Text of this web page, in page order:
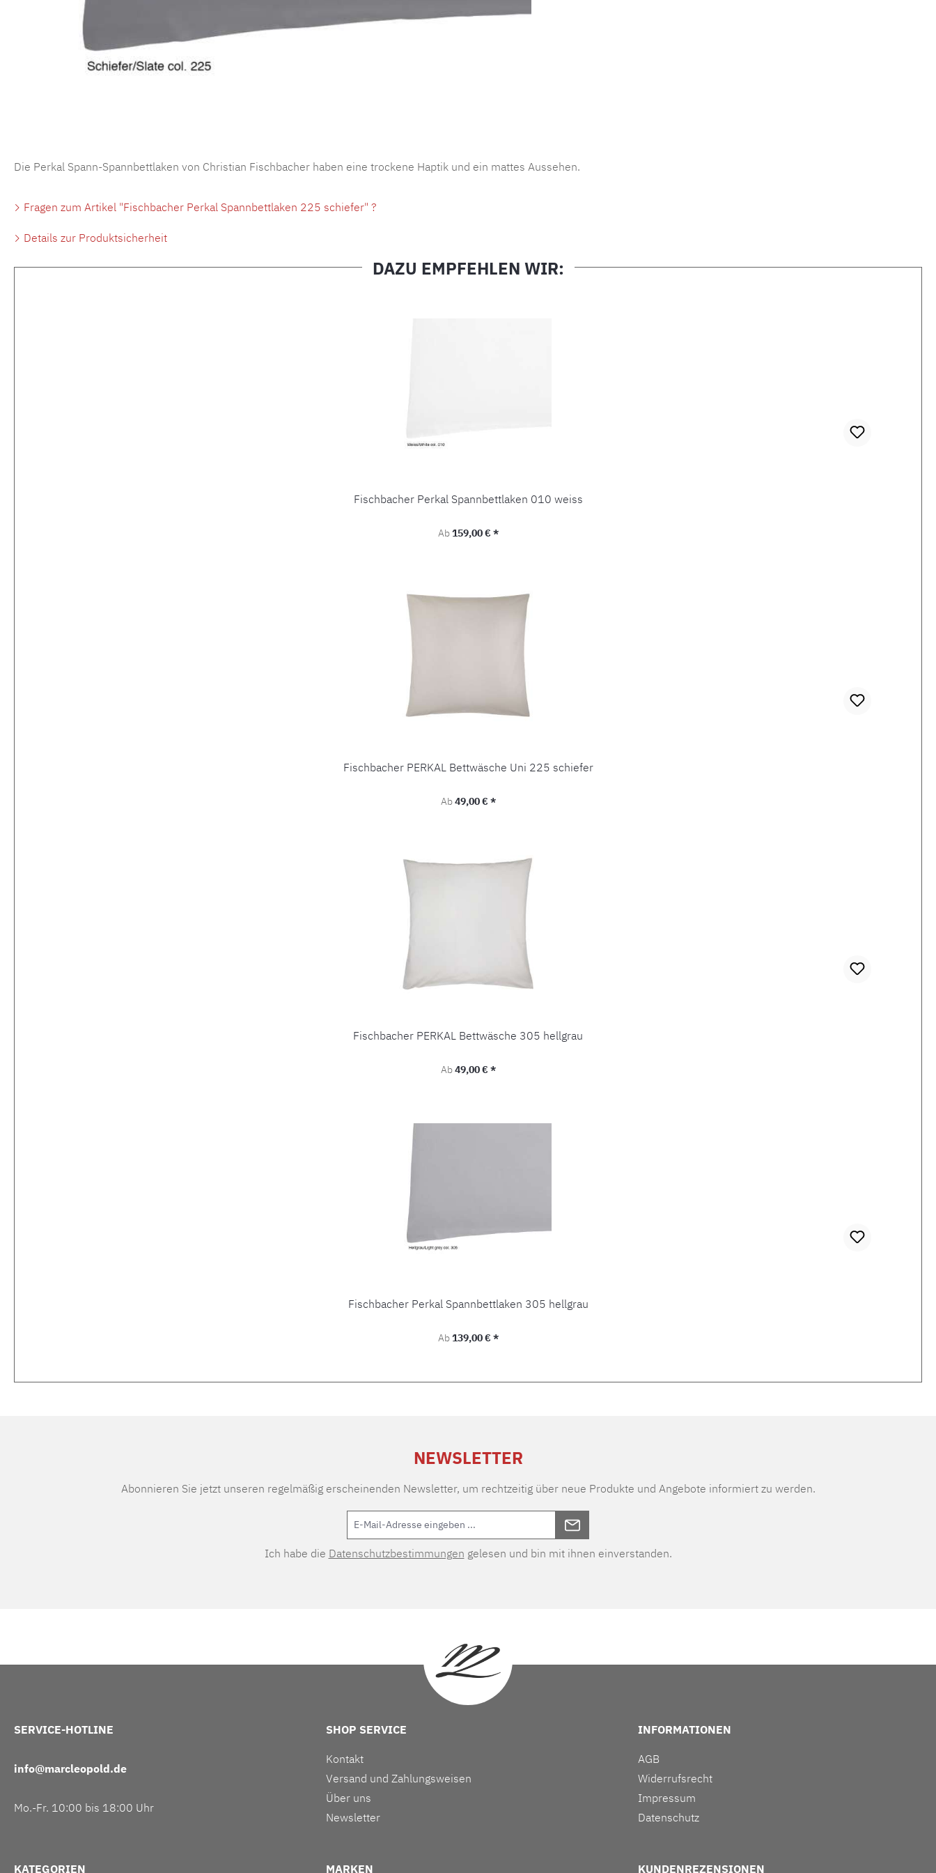
Die Perkal Spann-Spannbettlaken von Christian Fischbacher haben eine trockene Haptik und ein mattes Aussehen.
Fragen zum Artikel "Fischbacher Perkal Spannbettlaken 225 schiefer" ?
Details zur Produktsicherheit
DAZU EMPFEHLEN WIR:
Fischbacher Perkal Spannbettlaken 010 weiss
Regulärer Preis:
Ab159,00 € *
Fischbacher PERKAL Bettwäsche Uni 225 schiefer
Regulärer Preis:
Ab49,00 € *
Fischbacher PERKAL Bettwäsche 305 hellgrau
Regulärer Preis:
Ab49,00 € *
Fischbacher Perkal Spannbettlaken 305 hellgrau
Regulärer Preis:
Ab139,00 € *
NEWSLETTER
Abonnieren Sie jetzt unseren regelmäßig erscheinenden Newsletter, um rechtzeitig über neue Produkte und Angebote informiert zu werden.
Ich habe die Datenschutzbestimmungen gelesen und bin mit ihnen einverstanden.
SERVICE-HOTLINE
info@marcleopold.de
Mo.-Fr. 10:00 bis 18:00 Uhr
SHOP SERVICE
Kontakt
Versand und Zahlungsweisen
Über uns
Newsletter
INFORMATIONEN
AGB
Widerrufsrecht
Impressum
Datenschutz
KATEGORIEN MARKEN KUNDENREZENSIONEN